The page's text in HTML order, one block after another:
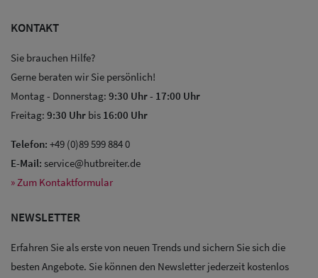
Sale: Caps
Sale:
Caps
Sale: Army
Caps
Sale:
Trucker
KONTAKT
Sie brauchen Hilfe?
Gerne beraten wir Sie persönlich!
Montag - Donnerstag: 9:30 Uhr- 17:00 Uhr
Freitag: 9:30 Uhr bis 16:00 Uhr
Telefon: +49 (0)89 599 884 0
E-Mail: service@hutbreiter.de
» Zum Kontaktformular
NEWSLETTER
Erfahren Sie als erste von neuen Trends und sichern Sie sich die
besten Angebote. Sie können den Newsletter jederzeit kostenlos